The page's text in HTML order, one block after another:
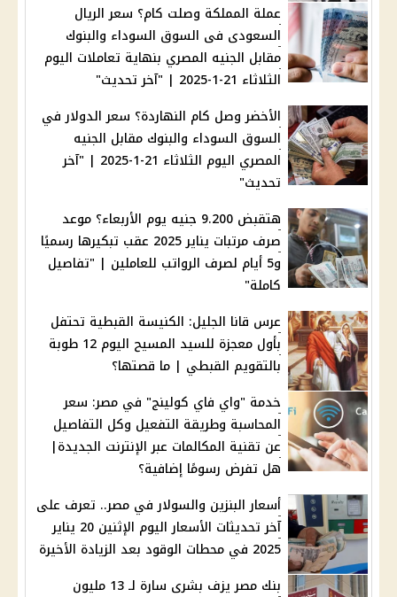
عملة المملكة وصلت كام؟ سعر الريال
السعودى فى السوق السوداء والبنوك
مقابل الجنيه المصري بنهاية تعاملات اليوم
الثلاثاء 21-1-2025 | "آخر تحديث"
الأخضر وصل كام النهاردة؟ سعر الدولار في
السوق السوداء والبنوك مقابل الجنيه
المصري اليوم الثلاثاء 21-1-2025 | "آخر
تحديث"
هتقبض 9.200 جنيه يوم الأربعاء؟ موعد
صرف مرتبات يناير 2025 عقب تبكيرها رسميًا
و5 أيام لصرف الرواتب للعاملين | "تفاصيل
كاملة"
عرس قانا الجليل: الكنيسة القبطية تحتفل
بأول معجزة للسيد المسيح اليوم 12 طوبة
بالتقويم القبطي | ما قصتها؟
خدمة "واي فاي كولينج" في مصر: سعر
المحاسبة وطريقة التفعيل وكل التفاصيل
عن تقنية المكالمات عبر الإنترنت الجديدة|
هل تفرض رسومًا إضافية؟
أسعار البنزين والسولار في مصر.. تعرف على
آخر تحديثات الأسعار اليوم الإثنين 20 يناير
2025 في محطات الوقود بعد الزيادة الأخيرة
بنك مصر يزف بشرى سارة لـ 13 مليون